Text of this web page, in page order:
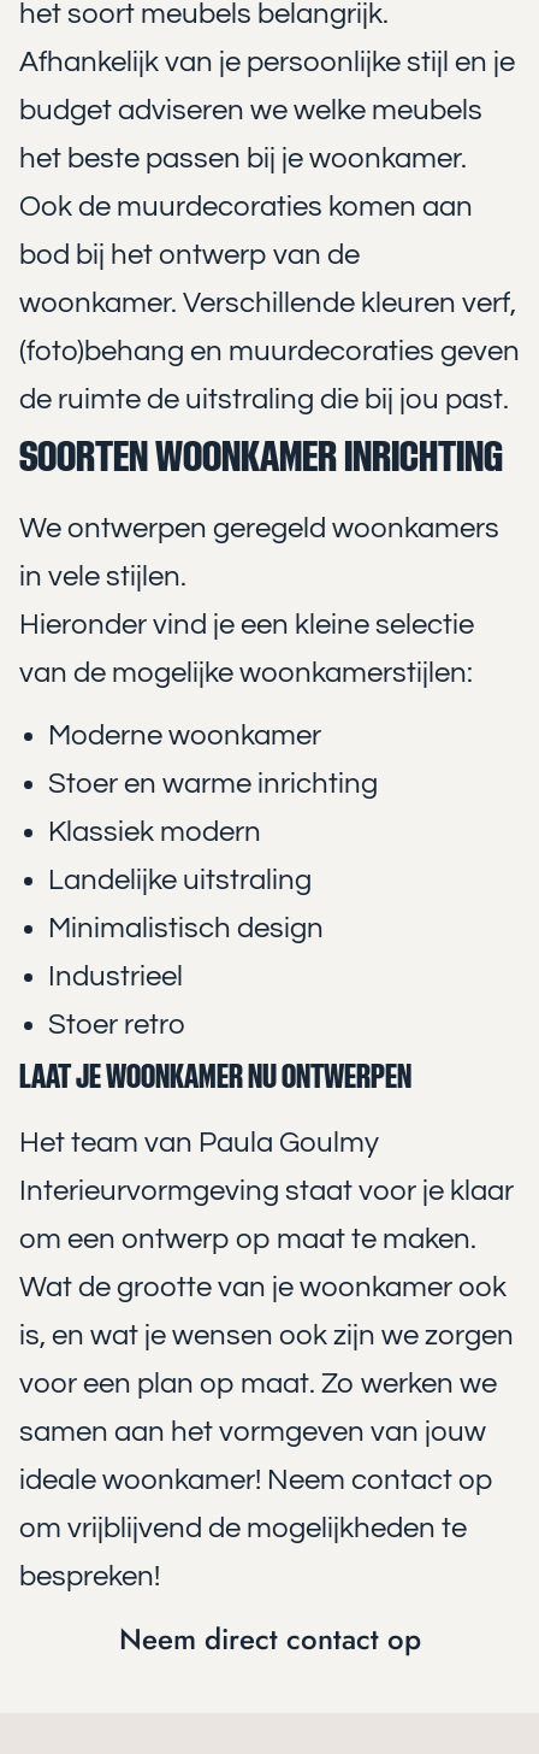
het soort meubels belangrijk.
Afhankelijk van je persoonlijke stijl en je
budget adviseren we welke meubels
het beste passen bij je woonkamer.
Ook de muurdecoraties komen aan
bod bij het ontwerp van de
woonkamer. Verschillende kleuren verf,
(foto)behang en muurdecoraties geven
de ruimte de uitstraling die bij jou past.
SOORTEN WOONKAMER INRICHTING
We ontwerpen geregeld woonkamers
in vele stijlen.
Hieronder vind je een kleine selectie
van de mogelijke woonkamerstijlen:
Moderne woonkamer
Stoer en warme inrichting
Klassiek modern
Landelijke uitstraling
Minimalistisch design
Industrieel
Stoer retro
LAAT JE WOONKAMER NU ONTWERPEN
Het team van Paula Goulmy
Interieurvormgeving staat voor je klaar
om een ontwerp op maat te maken.
Wat de grootte van je woonkamer ook
is, en wat je wensen ook zijn we zorgen
voor een plan op maat. Zo werken we
samen aan het vormgeven van jouw
ideale woonkamer! Neem contact op
om vrijblijvend de mogelijkheden te
bespreken!
Neem direct contact op